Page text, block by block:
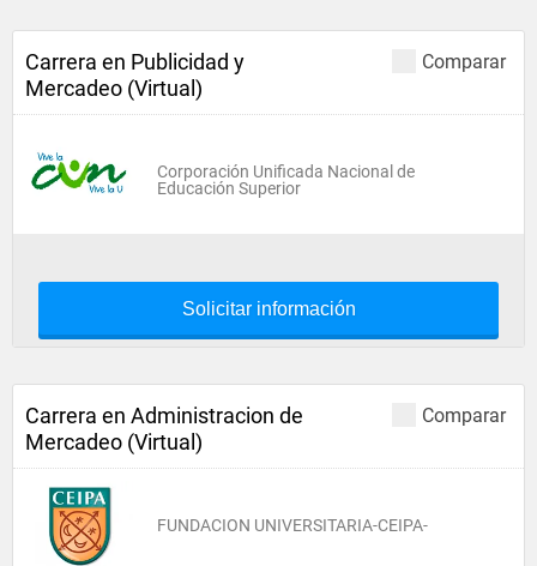
Comparar
Carrera en Publicidad y
Mercadeo (Virtual)
Corporación Unificada Nacional de
Educación Superior
Solicitar información
Comparar
Carrera en Administracion de
Mercadeo (Virtual)
FUNDACION UNIVERSITARIA-CEIPA-